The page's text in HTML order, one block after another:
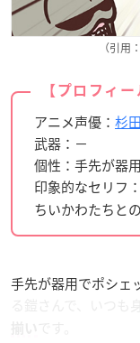
（引用
【プロフィー
アニメ声優： 杉
武器：－
個性：手先が器用
印象的なセリフ
ちいかわたちと
手先が器用でポシェ